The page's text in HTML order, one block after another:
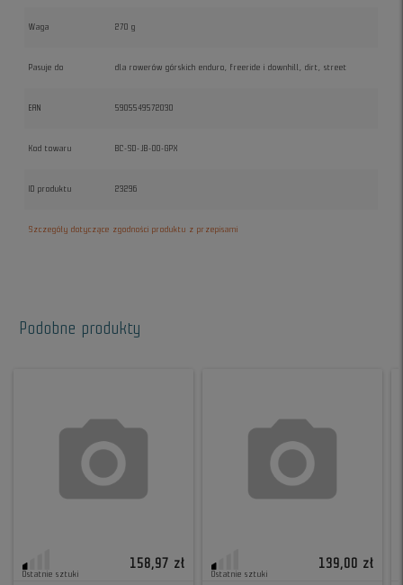
Waga 270 g
Pasuje do dla rowerów górskich enduro, freeride i downhill, dirt, street
EAN 5905549572030
Kod towaru BC-SD-JB-00-GPX
ID produktu 23296
Szczegóły dotyczące zgodności produktu z przepisami
Podobne produkty
Ostatnie sztuki
158,97 zł
Ostatnie sztuki
139,00 zł